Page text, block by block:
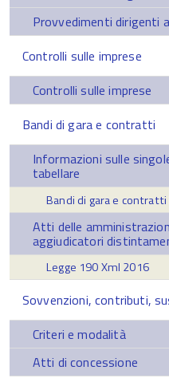
Provvedimenti dirigenti
Controlli sulle imprese
Controlli sulle imprese
Bandi di gara e contratti
Informazioni sulle
tabellare
Bandi di gara e
Atti delle
aggiudicatori
Legge 190 Xml 2016
Sovvenzioni, contributi,
Criteri e modalità
Atti di concessione